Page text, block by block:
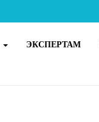
ЭКСПЕРТАМ